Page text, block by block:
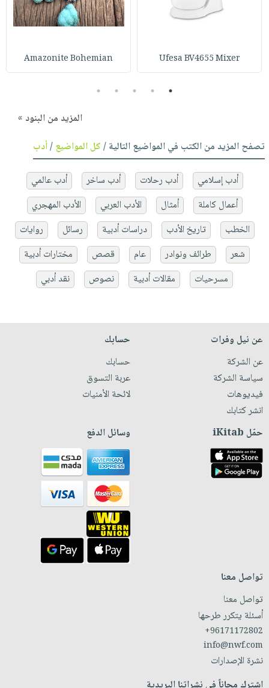
Ufesa BV4655 Mixer
Amazonite Bohemian
1
2
3
4
5
المزيد من البنود »
تصفح المزيد من الكتب في المواضيع التالية /كل المواضيع/أدب
أدب إسلامي أدب رحلات أدب ساخر
أدب عالمي
أعمال كاملة
أمثال الأدب العربي
الأدب المهجري
الخطب
تاريخ الأدب دراسات أدبية رسائل
روايات
شعر
طرائف ونوادر عام قصص
مختارات أدبية
مسرحيات
مقالات أدبية نصوص نقد أدبي
عن نيل وفرات
عن الشركة
سياسة الشركة
فيديوهات
انشر كتابك
حسابك
حسابك
عربة التسوق
لائحة الأمنيات
حمّل iKitab وسائل الدفع
تواصل معنا
تواصل معنا
أسئلة يتكرر طرحها
+96171172802
info@nwf.com
نشرة الإصدارات